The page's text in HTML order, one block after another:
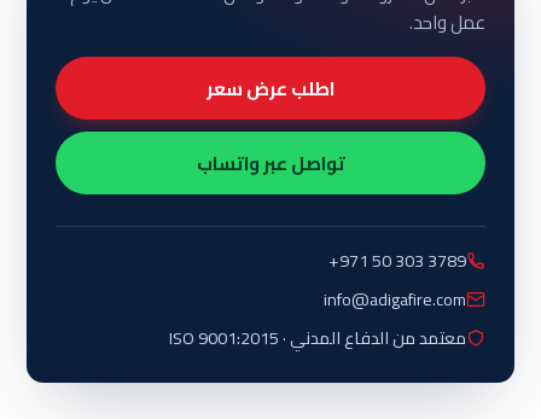
عمل واحد.
اطلب عرض سعر
تواصل عبر واتساب
+971 50 303 3789
info@adigafire.com
معتمد من الدفاع المدني · ISO 9001:2015